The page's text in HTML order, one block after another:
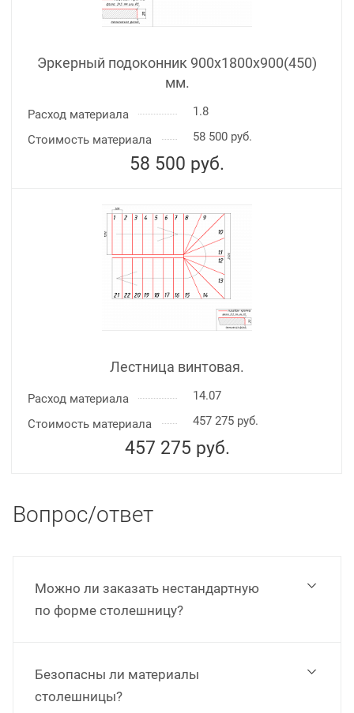
Эркерный подоконник 900х1800х900(450)
мм.
Расход материала
1.8
Стоимость материала
58 500 руб.
58 500 руб.
Лестница винтовая.
Расход материала
14.07
Стоимость материала
457 275 руб.
457 275 руб.
Вопрос/ответ
Можно ли заказать нестандартную
по форме столешницу?
Безопасны ли материалы
столешницы?